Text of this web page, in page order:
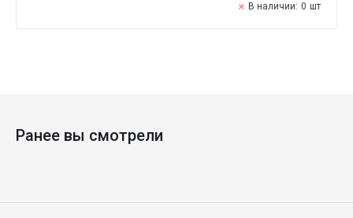
В наличии: 0 шт
Ранее вы смотрели